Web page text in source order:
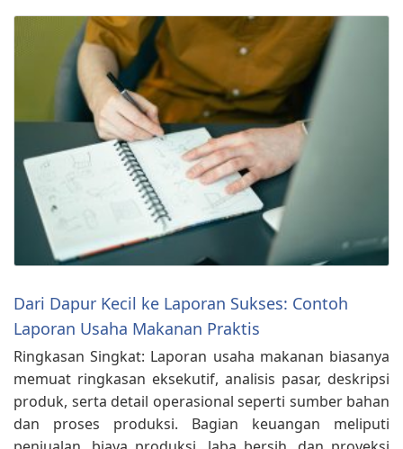
Dari Dapur Kecil ke Laporan Sukses: Contoh
Laporan Usaha Makanan Praktis
Ringkasan Singkat: Laporan usaha makanan biasanya
memuat ringkasan eksekutif, analisis pasar, deskripsi
produk, serta detail operasional seperti sumber bahan
dan proses produksi. Bagian keuangan meliputi